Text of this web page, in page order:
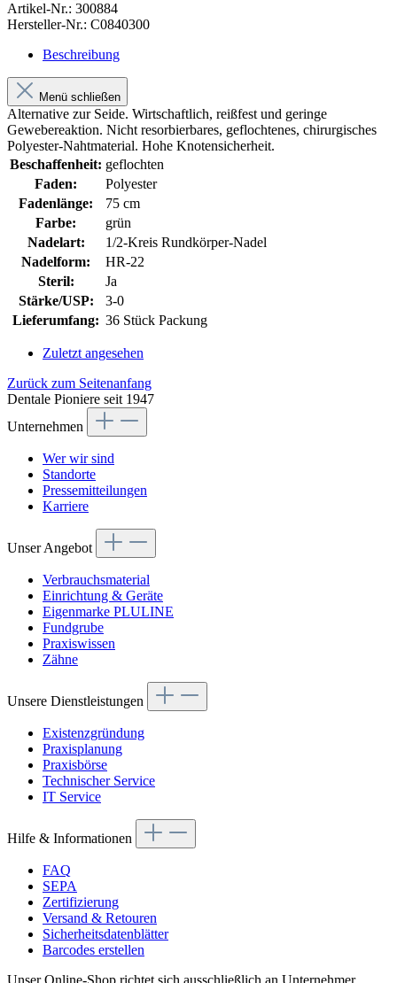
Artikel-Nr.: 300884
Hersteller-Nr.: C0840300
Beschreibung
Menü schließen
Alternative zur Seide. Wirtschaftlich, reißfest und geringe
Gewebereaktion. Nicht resorbierbares, geflochtenes, chirurgisches
Polyester-Nahtmaterial. Hohe Knotensicherheit.
Beschaffenheit: geflochten
Faden:
Polyester
Fadenlänge:
75 cm
Farbe:
grün
Nadelart:
1/2-Kreis Rundkörper-Nadel
Nadelform:
HR-22
Steril:
Ja
Stärke/USP:
3-0
Lieferumfang: 36 Stück Packung
Zuletzt angesehen
Zurück zum Seitenanfang
Dentale Pioniere seit 1947
Unternehmen
Wer wir sind
Standorte
Pressemitteilungen
Karriere
Unser Angebot
Verbrauchsmaterial
Einrichtung & Geräte
Eigenmarke PLULINE
Fundgrube
Praxiswissen
Zähne
Unsere Dienstleistungen
Existenzgründung
Praxisplanung
Praxisbörse
Technischer Service
IT Service
Hilfe & Informationen
FAQ
SEPA
Zertifizierung
Versand & Retouren
Sicherheitsdatenblätter
Barcodes erstellen